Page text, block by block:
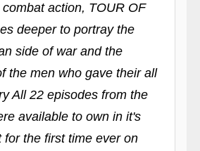
action, TOUR OF
deeper to portray the
side of war and the
the men who gave their all
All 22 episodes from the
available to own in it's
for the first time ever on